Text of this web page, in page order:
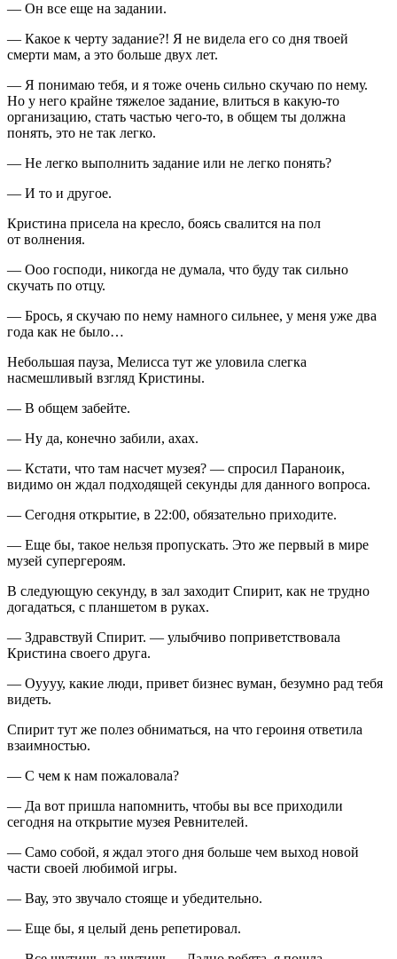
— Он все еще на задании.
— Какое к черту задание?! Я не видела его со дня твоей
смерти мам, а это больше двух лет.
— Я понимаю тебя, и я тоже очень сильно скучаю по нему.
Но у него крайне тяжелое задание, влиться в какую-то
организацию, стать частью чего-то, в общем ты должна
понять, это не так легко.
— Не легко выполнить задание или не легко понять?
— И то и другое.
Кристина присела на кресло, боясь свалится на пол
от волнения.
— Ооо господи, никогда не думала, что буду так сильно
скучать по отцу.
— Брось, я скучаю по нему намного сильнее, у меня уже два
года как не было…
Небольшая пауза, Мелисса тут же уловила слегка
насмешливый взгляд Кристины.
— В общем забейте.
— Ну да, конечно забили, ахах.
— Кстати, что там насчет музея? — спросил Параноик,
видимо он ждал подходящей секунды для данного вопроса.
— Сегодня открытие, в 22:00, обязательно приходите.
— Еще бы, такое нельзя пропускать. Это же первый в мире
музей супергероям.
В следующую секунду, в зал заходит Спирит, как не трудно
догадаться, с планшетом в руках.
— Здравствуй Спирит. — улыбчиво поприветствовала
Кристина своего друга.
— Оуууу, какие люди, привет бизнес вуман, безумно рад тебя
видеть.
Спирит тут же полез обниматься, на что героиня ответила
взаимностью.
— С чем к нам пожаловала?
— Да вот пришла напомнить, чтобы вы все приходили
сегодня на открытие музея Ревнителей.
— Само собой, я ждал этого дня больше чем выход новой
части своей любимой игры.
— Вау, это звучало стояще и убедительно.
— Еще бы, я целый день репетировал.